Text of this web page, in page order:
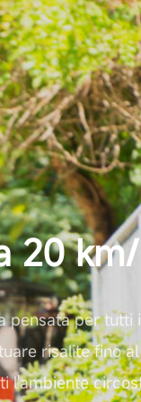
20
pensata per tutti
risalite fino
l'ambiente